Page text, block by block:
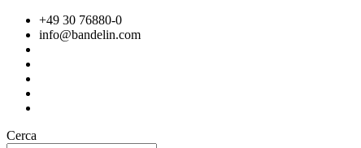
+49 30 76880-0
info@bandelin.com
Cerca